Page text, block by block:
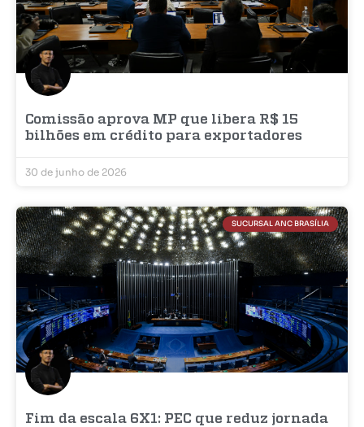
Comissão aprova MP que libera R$ 15
bilhões em crédito para exportadores
30 de junho de 2026
SUCURSAL ANC BRASÍLIA
Fim da escala 6X1: PEC que reduz jornada